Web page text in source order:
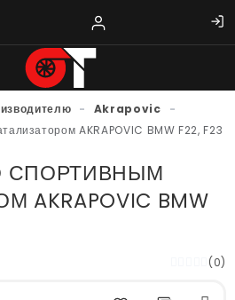
- Akrapovic -
AKRAPOVIC BMW F22, F23
СПОРТИВНЫМ
AKRAPOVIC BMW
(0)